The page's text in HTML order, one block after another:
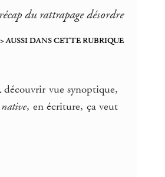
du rattrapage désordre
AUSSI DANS CETTE RUBRIQUE
découvrir vue synoptique,
, en écriture, ça veut